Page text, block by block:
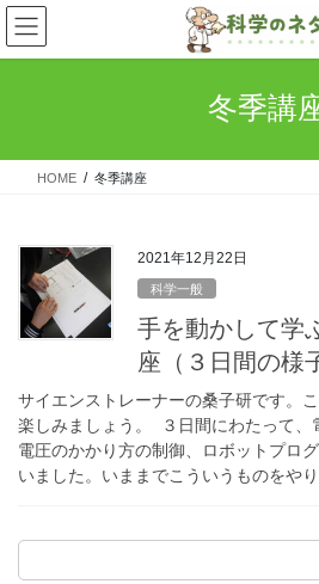
コ
ン
テ
ス
ナ
ビ
ゲ
ン
冬季講
HOME 冬季講座
2021年12月22日
科学一般
手を動かして学
座（３日間の様
サイエンストレーナーの桑子研です。
楽しみましょう。 ３日間にわたって、
電圧のかかり方の制御、ロボットプロ
いました。いままでこういうものをや